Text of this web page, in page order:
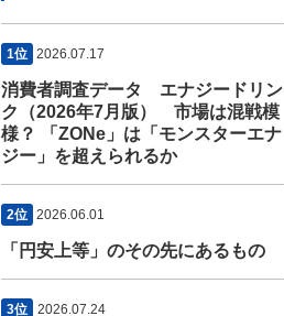
1位 2026.07.17
消費者調査データ エナジードリン
ク（2026年7月版） 市場は混戦模
様？ 「ZONe」は「モンスターエナ
ジー」を超えられるか
2位 2026.06.01
「円安上等」のその先にあるもの
3位 2026.07.24